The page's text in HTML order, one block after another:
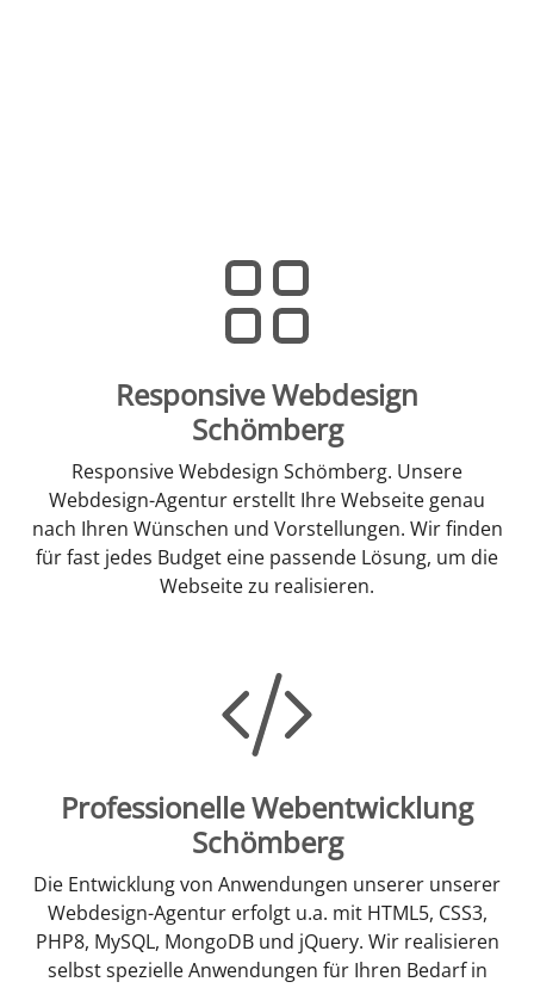
Responsive Webdesign
Schömberg
Responsive Webdesign Schömberg. Unsere
Webdesign-Agentur erstellt Ihre Webseite genau
nach Ihren Wünschen und Vorstellungen. Wir finden
für fast jedes Budget eine passende Lösung, um die
Webseite zu realisieren.
Professionelle Webentwicklung
Schömberg
Die Entwicklung von Anwendungen unserer unserer
Webdesign-Agentur erfolgt u.a. mit HTML5, CSS3,
PHP8, MySQL, MongoDB und jQuery. Wir realisieren
selbst spezielle Anwendungen für Ihren Bedarf in